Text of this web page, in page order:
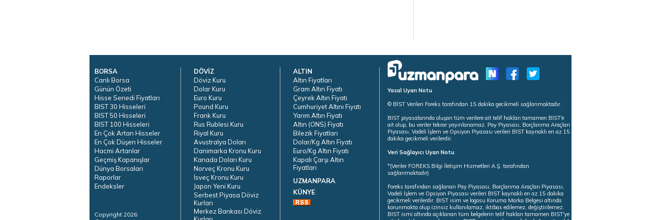
BORSA
Canlı Borsa
Günün Özeti
Hisse Senedi Fiyatları
BIST 30 Hisseleri
BIST 50 Hisseleri
BIST 100 Hisseleri
En Çok Artan Hisseler
En Çok Düşen Hisseler
Hacmi Artanlar
Geçmiş Kapanışlar
Dünya Borsaları
Raporlar
Endeksler
Copyright 2026
DÖVİZ
Döviz Kuru
Dolar Kuru
Euro Kuru
Pound Kuru
Frank Kuru
Rus Rublesi Kuru
Riyal Kuru
Avustralya Doları
Danimarka Kronu Kuru
Kanada Doları Kuru
Norveç Kronu Kuru
İsveç Kronu Kuru
Japon Yeni Kuru
Serbest Piyasa Döviz
Kurları
Merkez Bankası Döviz
ALTIN
Altın Fiyatları
Gram Altın Fiyatı
Çeyrek Altın Fiyatı
Cumhuriyet Altını Fiyatı
Yarım Altın Fiyatı
Altın (ONS) Fiyatı
Bilezik Fiyatları
Dolar/Kg Altın Fiyatı
Euro/Kg Altın Fiyatı
Kapalı Çarşı Altın
Fiyatları
UZMANPARA
KÜNYE
Yasal Uyarı Notu
© BİST Verileri Foreks tarafından 15 dakika gecikmeli sağlanmaktadır.
BIST piyasalarında oluşan tüm verilere ait telif hakları tamamen BIST'e
ait olup, bu veriler tekrar yayınlanamaz. Pay Piyasası, Borçlanma Araçları
Piyasası, Vadeli İşlem ve Opsiyon Piyasası verileri BIST kaynaklı en az 15
dakika gecikmeli verilerdir.
Veri Sağlayıcı Uyarı Notu
*(Veriler FOREKS Bilgi İletişim Hizmetleri A.Ş. tarafından
sağlanmaktadır)
Foreks tarafından sağlanan Pay Piyasası, Borçlanma Araçları Piyasası,
Vadeli İşlem ve Opsiyon Piyasası verileri BIST kaynaklı en az 15 dakika
gecikmeli verilerdir. BIST isim ve logosu Koruma Marka Belgesi altında
korunmakta olup izinsiz kullanılamaz, iktibas edilemez, değiştirilemez.
BIST ismi altında açıklanan tüm belgelerin telif hakları tamamen BIST'ye